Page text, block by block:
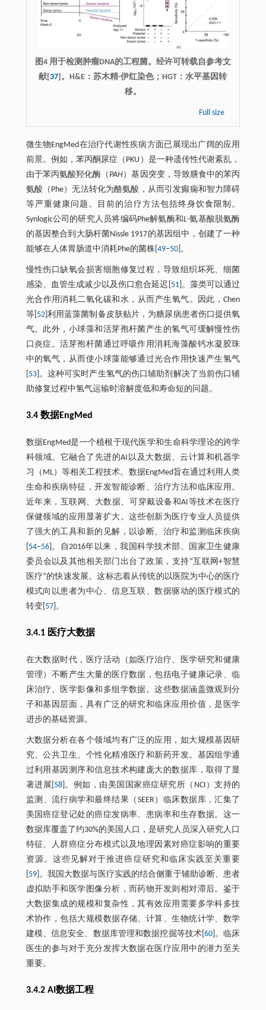
图4 用于检测肿瘤DNA的工程菌。经许可转载自参考文
献[37]。H&E：苏木精-伊红染色；HGT：水平基因转
移。
Full size
微生物EngMed在治疗代谢性疾病方面已展现出广阔的应用
前景。例如，苯丙酮尿症（PKU）是一种遗传性代谢紊乱，
由于苯丙氨酸羟化酶（PAH）基因突变，导致膳食中的苯丙
氨酸（Phe）无法转化为酪氨酸，从而引发癫痫和智力障碍
等严重健康问题。目前的治疗方法包括终身饮食限制。
Synlogic公司的研究人员将编码Phe解氨酶和L-氨基酸脱氨酶
的基因整合到大肠杆菌Nissle 1917的基因组中，创建了一种
能够在人体胃肠道中消耗Phe的菌株[ 49‒50]。
慢性伤口缺氧会损害细胞修复过程，导致组织坏死、细菌
感染、血管生成减少以及伤口愈合延迟[ 51]。藻类可以通过
光合作用消耗二氧化碳和水，从而产生氧气。因此，Chen
等[ 52]利用蓝藻菌制备皮肤贴片，为糖尿病患者伤口提供氧
气。此外，小球藻和活芽孢杆菌产生的氢气可缓解慢性伤
口炎症。活芽孢杆菌通过呼吸作用消耗海藻酸钙水凝胶珠
中的氧气，从而使小球藻能够通过光合作用快速产生氢气
53]。这种可实时产生氢气的伤口辅助剂解决了当前伤口辅
助修复过程中氢气运输时溶解度低和寿命短的问题。
3.4 数据EngMed
数据EngMed是一个植根于现代医学和生命科学理论的跨学
科领域。它融合了先进的AI以及大数据、云计算和机器学
习（ML）等相关工程技术。数据EngMed旨在通过利用人类
生命和疾病特征，开发智能诊断、治疗方法和临床应用。
近年来，互联网、大数据、可穿戴设备和AI等技术在医疗
保健领域的应用显著扩大。这些创新为医疗专业人员提供
了强大的工具和新的见解，以诊断、治疗和监测临床疾病
54‒56]。自2016年以来，我国科学技术部、国家卫生健康
委员会以及其他相关部门出台了政策，支持“互联网+智慧
医疗”的快速发展。这标志着从传统的以医院为中心的医疗
模式向以患者为中心、信息互联、数据驱动的医疗模式的
转变[ 57]。
3.4.1 医疗大数据
在大数据时代，医疗活动（如医疗治疗、医学研究和健康
管理）不断产生大量的医疗数据，包括电子健康记录、临
床治疗、医学影像和多组学数据。这些数据涵盖微观到分
子和基因层面，具有广泛的研究和临床应用价值，是医学
进步的基础资源。
大数据分析在各个领域均有广泛的应用，如大规模基因研
究、公共卫生、个性化精准医疗和新药开发。基因组学通
过利用基因测序和信息技术构建庞大的数据库，取得了显
著进展[ 58 ]。例如，由美国国家癌症研究所（NCI）支持的
监测、流行病学和最终结果（SEER）临床数据库，汇集了
美国癌症登记处的癌症发病率、患病率和生存数据。这一
数据库覆盖了约30%的美国人口，是研究人员深入研究人口
特征、人群癌症分布模式以及地理因素对癌症影响的重要
资源。这些见解对于推进癌症研究和临床实践至关重要
59]。我国大数据与医疗实践的结合侧重于辅助诊断、患者
虚拟助手和医学图像分析，而药物开发则相对滞后。鉴于
大数据集成的规模和复杂性，其有效应用需要多学科多技
术协作，包括大规模数据存储、计算、生物统计学、数学
建模、信息安全、数据库管理和数据挖掘等技术[60 ]。临床
医生的参与对于充分发挥大数据在医疗应用中的潜力至关
重要。
3.4.2 AI数据工程